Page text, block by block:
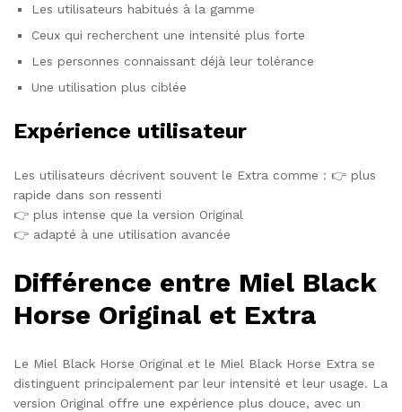
Les utilisateurs habitués à la gamme
Ceux qui recherchent une intensité plus forte
Les personnes connaissant déjà leur tolérance
Une utilisation plus ciblée
Expérience utilisateur
Les utilisateurs décrivent souvent le Extra comme : 👉 plus
rapide dans son ressenti
👉 plus intense que la version Original
👉 adapté à une utilisation avancée
Différence entre Miel Black
Horse Original et Extra
Le Miel Black Horse Original et le Miel Black Horse Extra se
distinguent principalement par leur intensité et leur usage. La
version Original offre une expérience plus douce, avec un